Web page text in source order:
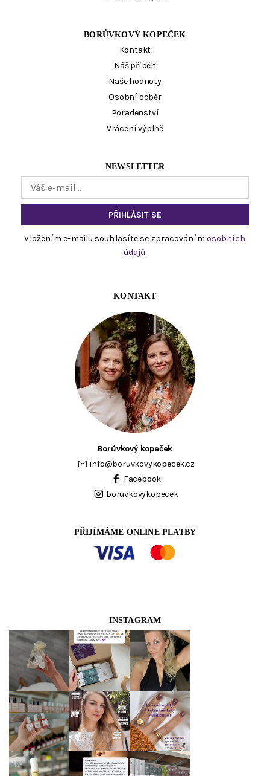
BORŮVKOVÝ KOPEČEK
Kontakt
Náš příběh
Naše hodnoty
Osobní odběr
Poradenství
Vrácení výplně
NEWSLETTER
Vložením e-mailu souhlasíte se zpracováním osobních
údajů.
KONTAKT
Borůvkový kopeček
info@boruvkovykopecek.cz
Facebook
boruvkovykopecek
PŘIJÍMÁME ONLINE PLATBY
INSTAGRAM